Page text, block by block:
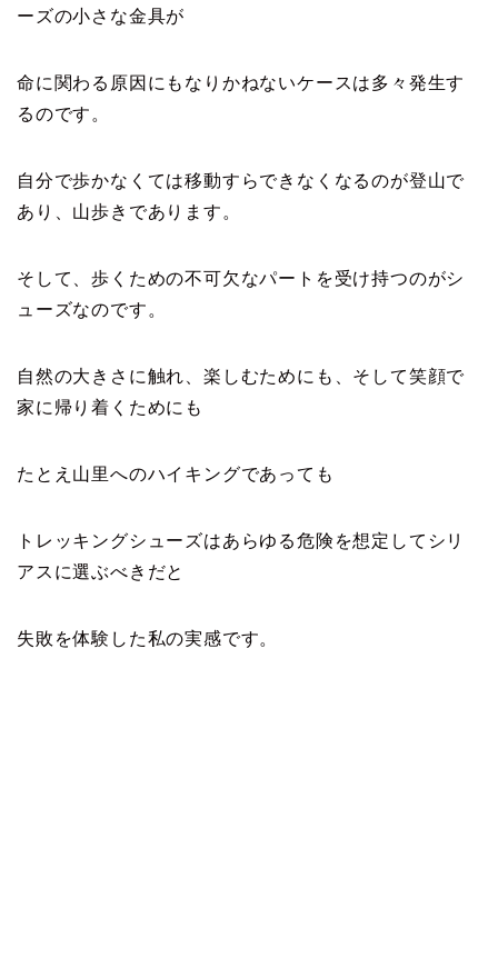
ーズの小さな金具が
命に関わる原因にもなりかねないケースは多々発生す
るのです。
自分で歩かなくては移動すらできなくなるのが登山で
あり、山歩きであります。
そして、歩くための不可欠なパートを受け持つのがシ
ューズなのです。
自然の大きさに触れ、楽しむためにも、そして笑顔で
家に帰り着くためにも
たとえ山里へのハイキングであっても
トレッキングシューズはあらゆる危険を想定してシリ
アスに選ぶべきだと
失敗を体験した私の実感です。